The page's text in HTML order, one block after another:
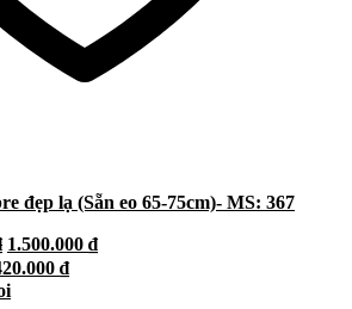
đẹp lạ (Sẵn eo 65-75cm)- MS: 367
Giá
gốc
là:
1.500.000 ₫Giá
₫Giá